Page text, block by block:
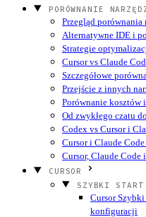
PORÓWNANIE
Przegląd porównania
Alternatywne IDE i
Strategie
Cursor vs Claude
Szczegółowe
Przejście z innych
Porównanie kosztów
Od zwykłego czatu
Codex vs Cursor i
Cursor i Claude
Cursor, Claude Code
CURSOR
SZYBKI START
Cursor
konfiguracji